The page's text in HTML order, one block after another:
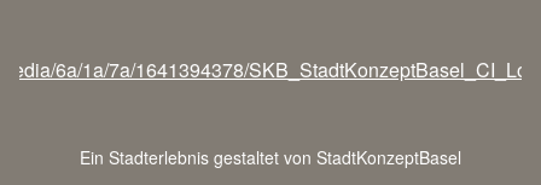
Ein Stadterlebnis gestaltet von StadtKonzeptBasel